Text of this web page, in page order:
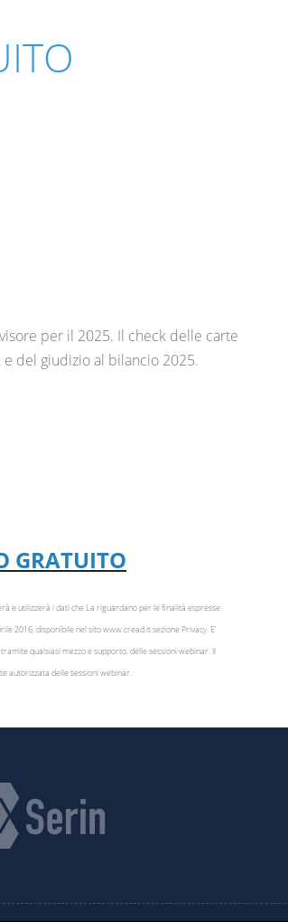
per il 2025. Il check delle carte
del giudizio al bilancio 2025.
GRATUITO
e utilizzerà i dati che La riguardano per le finalità espresse
2016, disponibile nel sito www.cread.it sezione Privacy. E’
qualsiasi mezzo e supporto, delle sessioni webinar. Il
autorizzata delle sessioni webinar.